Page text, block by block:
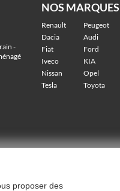
-
NOS MARQUES
Renault Peugeot
Dacia
Audi
Fiat
Ford
Iveco
KIA
Nissan
Opel
Tesla
Toyota
proposer des